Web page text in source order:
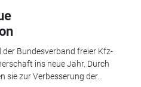
Bundesverband freier Kfz-
ins neue Jahr. Durch
sie zur Verbesserung der...